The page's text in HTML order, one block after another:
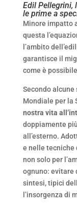
Edil Pellegrini,
le prime a
Minore impatto
questa
l’ambito
garantisce il
come è
Secondo
Mondiale per la
nostra vita
doppiamente
all’esterno.
e nelle tecniche
non solo per
ognuno: evitare
sintesi, tipici
l’insorgenza di